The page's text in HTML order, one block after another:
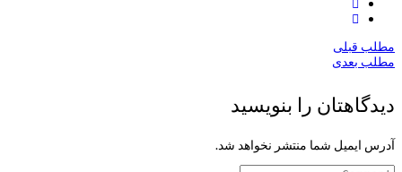
مطلب قبلی
مطلب بعدی
دیدگاهتان را بنویسید
آدرس ایمیل شما منتشر نخواهد شد.